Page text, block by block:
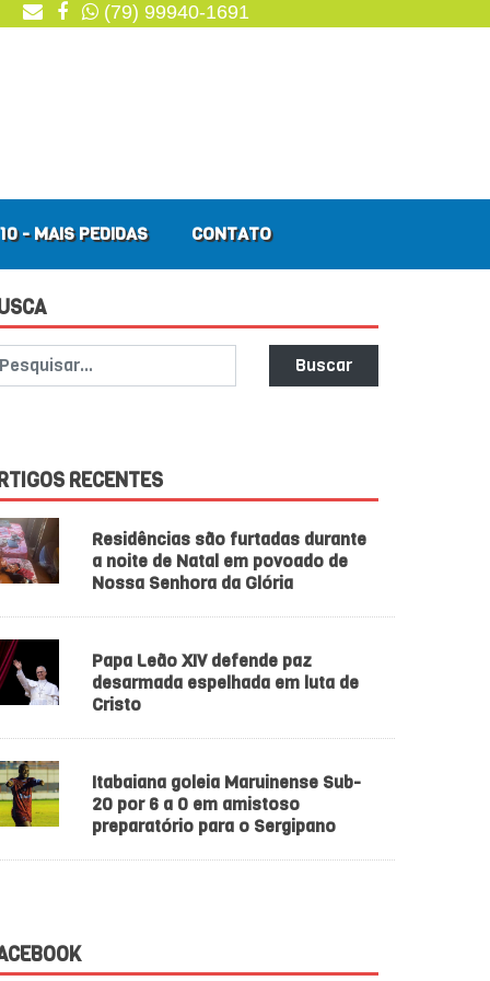
(79) 99940-1691
- MAIS PEDIDAS CONTATO
Buscar
RECENTES
Residências são furtadas durante
a noite de Natal em povoado de
Nossa Senhora da Glória
Papa Leão XIV defende paz
desarmada espelhada em luta de
Cristo
Itabaiana goleia Maruinense Sub-
20 por 6 a 0 em amistoso
preparatório para o Sergipano